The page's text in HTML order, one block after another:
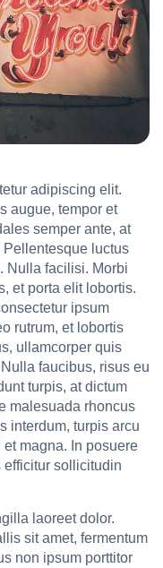
adipiscing elit.
augue, tempor et
semper ante, at
luctus
Nulla facilisi. Morbi
et porta elit lobortis.
ipsum
rutrum, et lobortis
ullamcorper quis
faucibus, risus eu
turpis, at dictum
malesuada rhoncus
interdum, turpis arcu
magna. In posuere
sollicitudin
laoreet dolor.
sit amet, fermentum
non ipsum porttitor